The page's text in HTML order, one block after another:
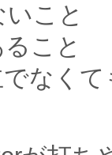
こと
こと
なく